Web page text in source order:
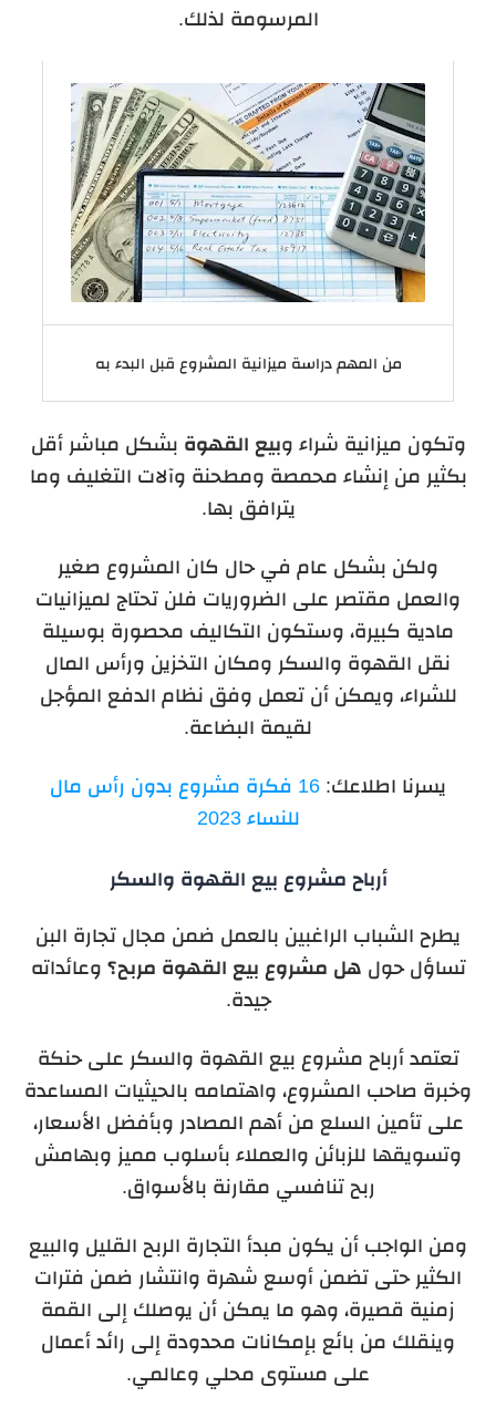
المرسومة لذلك.
من المهم دراسة ميزانية المشروع قبل البدء به
وتكون ميزانية شراء وبيع القهوة بشكل مباشر أقل
بكثير من إنشاء محمصة ومطحنة وآلات التغليف وما
يترافق بها.
ولكن بشكل عام في حال كان المشروع صغير
والعمل مقتصر على الضروريات فلن تحتاج لميزانيات
مادية كبيرة، وستكون التكاليف محصورة بوسيلة
نقل القهوة والسكر ومكان التخزين ورأس المال
للشراء، ويمكن أن تعمل وفق نظام الدفع المؤجل
لقيمة البضاعة.
يسرنا اطلاعك:
16 فكرة مشروع بدون رأس مال
للنساء 2023
أرباح مشروع بيع القهوة والسكر
يطرح الشباب الراغبين بالعمل ضمن مجال تجارة البن
تساؤل حول هل مشروع بيع القهوة مربح؟ وعائداته
جيدة.
تعتمد أرباح مشروع بيع القهوة والسكر على حنكة
وخبرة صاحب المشروع، واهتمامه بالحيثيات المساعدة
على تأمين السلع من أهم المصادر وبأفضل الأسعار،
وتسويقها للزبائن والعملاء بأسلوب مميز وبهامش
ربح تنافسي مقارنة بالأسواق.
ومن الواجب أن يكون مبدأ التجارة الربح القليل والبيع
الكثير حتى تضمن أوسع شهرة وانتشار ضمن فترات
زمنية قصيرة، وهو ما يمكن أن يوصلك إلى القمة
وينقلك من بائع بإمكانات محدودة إلى رائد أعمال
على مستوى محلي وعالمي.